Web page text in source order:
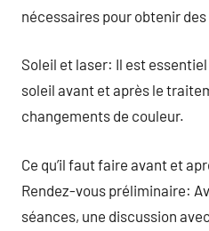
nécessaires pour obtenir
Soleil et laser: Il est essentiel
soleil avant et après le
changements de couleur.
Ce qu’il faut faire avant et
Rendez-vous préliminaire:
séances, une discussion